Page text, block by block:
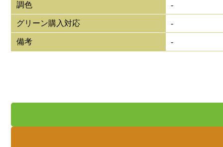
調色 -
グリーン購入対応 -
備考 -